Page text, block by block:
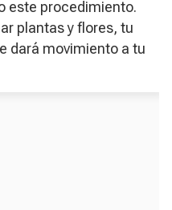
este procedimiento.
plantas y flores, tu
dará movimiento a tu